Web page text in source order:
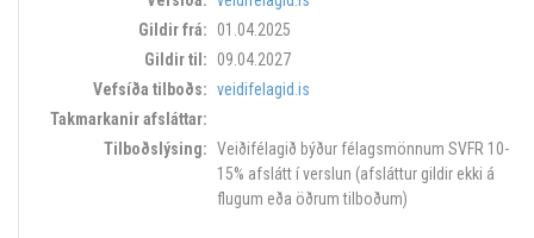
01.04.2025
09.04.2027
veidifelagid.is
Veiðifélagið býður félagsmönnum SVFR 10-
15% afslátt í verslun (afsláttur gildir ekki á
flugum eða öðrum tilboðum)